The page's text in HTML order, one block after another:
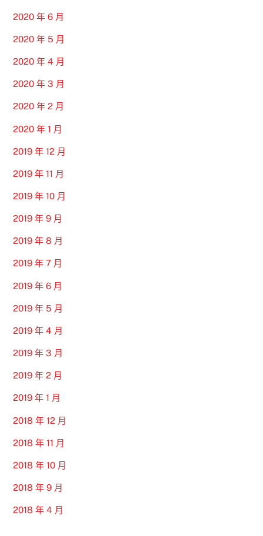
2020 年 6 月
2020 年 5 月
2020 年 4 月
2020 年 3 月
2020 年 2 月
2020 年 1 月
2019 年 12 月
2019 年 11 月
2019 年 10 月
2019 年 9 月
2019 年 8 月
2019 年 7 月
2019 年 6 月
2019 年 5 月
2019 年 4 月
2019 年 3 月
2019 年 2 月
2019 年 1 月
2018 年 12 月
2018 年 11 月
2018 年 10 月
2018 年 9 月
2018 年 4 月